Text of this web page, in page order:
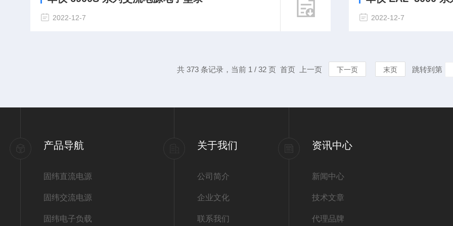
2022-12-7 2022-12-7
共 373 条记录，当前 1 / 32 页 首页 上一页 下一页 末页 跳转到第
产品导航
固纬直流电源
固纬交流电源
固纬电子负载
关于我们
公司简介
企业文化
联系我们
资讯中心
新闻中心
技术文章
代理品牌